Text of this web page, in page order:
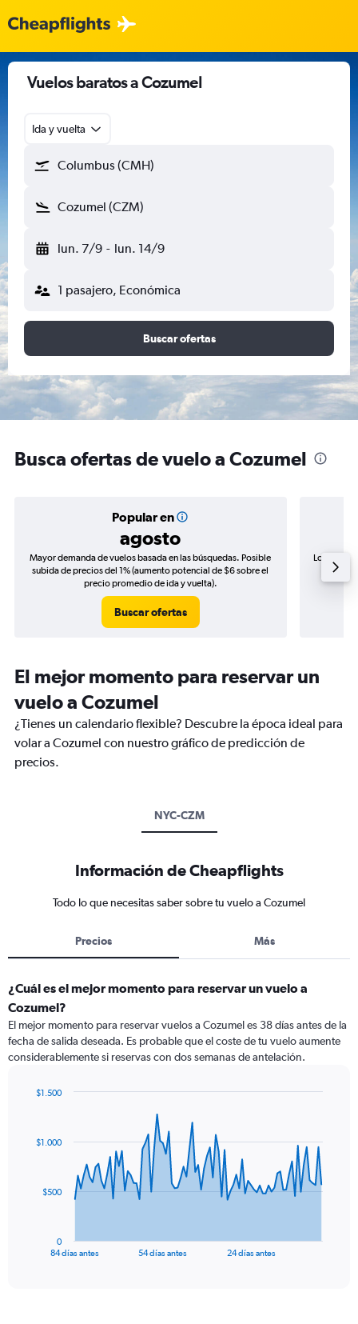
Vuelos baratos a Cozumel
Ida y vuelta
Columbus (CMH)
Cozumel (CZM)
lun. 7/9 - lun. 14/9
1 pasajero, Económica
Buscar ofertas
Busca ofertas de vuelo a Cozumel
Popular en
agosto
Mayor demanda de vuelos basada en las búsquedas. Posible
subida de precios del 1% (aumento potencial de $6 sobre el
precio promedio de ida y vuelta).
Buscar ofertas
Los
de
El mejor momento para reservar un
vuelo a Cozumel
¿Tienes un calendario flexible? Descubre la época ideal para
volar a Cozumel con nuestro gráfico de predicción de
precios.
NYC-CZM
Información de Cheapflights
Todo lo que necesitas saber sobre tu vuelo a Cozumel
Precios Más
¿Cuál es el mejor momento para reservar un vuelo a
Cozumel?
El mejor momento para reservar vuelos a Cozumel es 38 días antes de la
fecha de salida deseada. Es probable que el coste de tu vuelo aumente
considerablemente si reservas con dos semanas de antelación.
data
The
84 días antes 54 días antes 24 días antes
0
$500
$1.000
$1.500